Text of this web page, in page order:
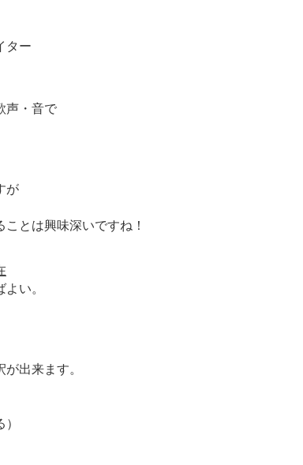
ター
声・音で
が
とは興味深いですね！
い。
出来ます。